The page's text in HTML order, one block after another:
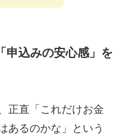
込みの安心感」を
正直「これだけお金
あるのかな」という